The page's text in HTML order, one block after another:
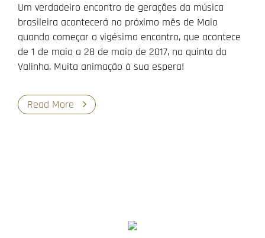
Um verdadeiro encontro de gerações da música
brasileira acontecerá no próximo mês de Maio
quando começar o vigésimo encontro, que acontece
de 1 de maio a 28 de maio de 2017, na quinta da
Valinha. Muita animação à sua espera!
Read More